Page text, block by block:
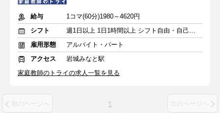
給与
1コマ(60分)1980～4620円
シフト
週1日以上 1日1時間以上 シフト自由・自己申告
雇用形態
アルバイト・パート
アクセス
岩城みなと駅
家庭教師のトライの求人一覧を見る
前のページへ 1 次のページへ